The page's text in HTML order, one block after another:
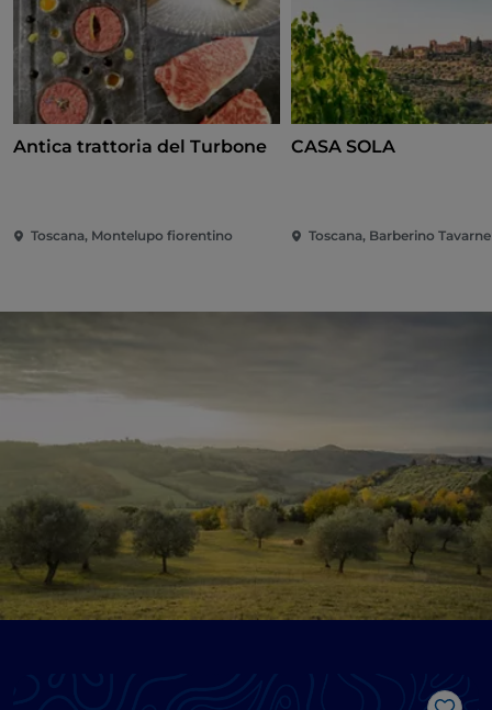
Antica trattoria del Turbone
Toscana, Montelupo fiorentino
CASA SOLA
Toscana, Barberino